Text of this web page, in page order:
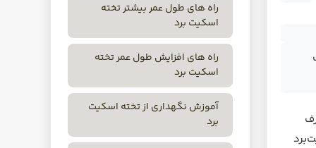
راه های طول عمر بیشتر تخته
اسکیت برد
راه های افزایش طول عمر تخته
اسکیت برد
آموزش نگهداری از تخته اسکیت
برد